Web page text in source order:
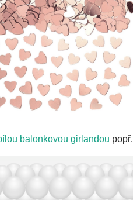
balonkovou girlandou popř.